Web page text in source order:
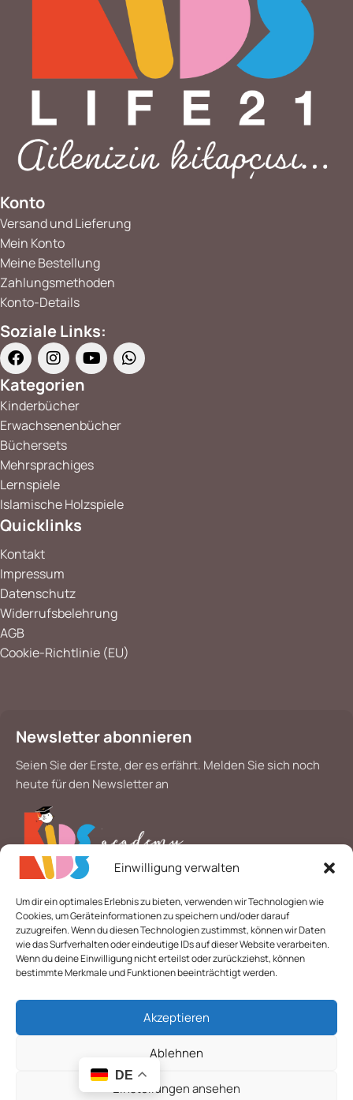
Einwilligung verwalten
Um dir ein optimales Erlebnis zu bieten, verwenden wir Technologien wie
Cookies, um Geräteinformationen zu speichern und/oder darauf
zuzugreifen. Wenn du diesen Technologien zustimmst, können wir Daten
wie das Surfverhalten oder eindeutige IDs auf dieser Website verarbeiten.
Wenn du deine Einwilligung nicht erteilst oder zurückziehst, können
bestimmte Merkmale und Funktionen beeinträchtigt werden.
Akzeptieren
Ablehnen
Einstellungen ansehen
Konto
Versand und Lieferung
Mein Konto
Meine Bestellung
Zahlungsmethoden
Konto-Details
Soziale Links:
Kategorien
Kinderbücher
Erwachsenenbücher
Büchersets
Mehrsprachiges
Lernspiele
Islamische Holzspiele
Quicklinks
Kontakt
Impressum
Datenschutz
Widerrufsbelehrung
AGB
Cookie-Richtlinie (EU)
Newsletter abonnieren
Seien Sie der Erste, der es erfährt. Melden Sie sich noch
heute für den Newsletter an
E-Mail*
© 2026 Alle Rechte vorbehalten. | Layout & technische
BİR TİLKİ NASIL
BAŞARIR?
8.49€
vorrätig
DE